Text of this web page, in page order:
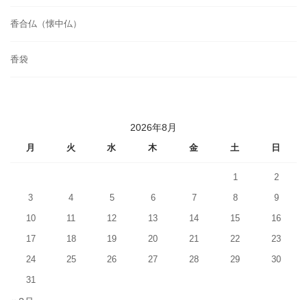
香合仏（懐中仏）
香袋
2026年8月
月 火 水 木 金 土 日
1
2
3
4 5 6 7 8
9
10
11 12 13 14 15
16
17
18 19 20 21 22
23
24
25 26 27 28 29
30
31